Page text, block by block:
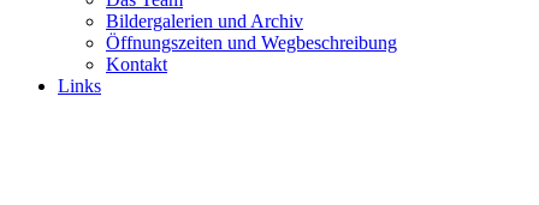
Bildergalerien und Archiv
Öffnungszeiten und Wegbeschreibung
Kontakt
Links